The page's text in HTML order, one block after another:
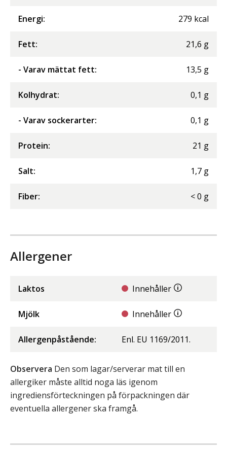
Energi: 279 kcal
Fett: 21,6 g
- Varav mättat fett: 13,5 g
Kolhydrat: 0,1 g
- Varav sockerarter: 0,1 g
Protein: 21 g
Salt: 1,7 g
Fiber: <0 g
Allergener
Laktos Innehåller
Mjölk Innehåller
Allergenpåstående: Enl. EU 1169/2011.
Observera Den som lagar/serverar mat till en
allergiker måste alltid noga läs igenom
ingrediensförteckningen på förpackningen där
eventuella allergener ska framgå.